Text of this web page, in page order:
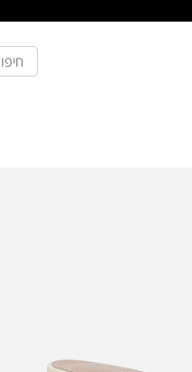
חיפוש